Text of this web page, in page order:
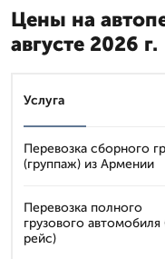
Цены на
августе 2026 г.
Услуга
Перевозка сборного
(группаж) из Армении
Перевозка полного
грузового автомобиля
рейс)